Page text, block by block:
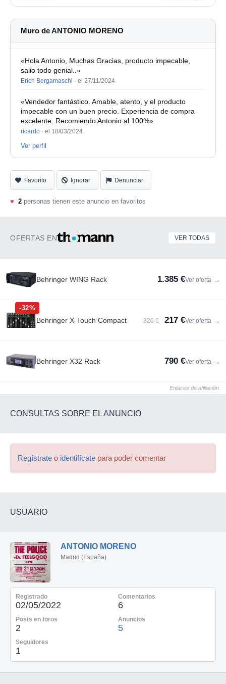
Muro de ANTONIO MORENO
«Hola Antonio, Muchas Gracias, producto impecable,
salio todo genial..»
Erich Bergamaschi · el 27/11/2024
«Vendedor fantástico. Amable, atento, y el producto
impecable con un buen precio. Experiencia de compra
excelente. Recomiendo Antonio al 100%»
ricardo · el 18/03/2024
Ver perfil
Favorito Ignorar Denunciar
♥ 2 personas tienen este anuncio en favoritos
OFERTAS EN VER TODAS
Behringer WING Rack 1.385 €Ver oferta →
-32%
Behringer X-Touch Compact 320 € 217 €Ver oferta →
Behringer X32 Rack 790 €Ver oferta →
Enlaces de afiliación
CONSULTAS SOBRE EL ANUNCIO
Regístrate o identifícate para poder comentar
USUARIO
ANTONIO MORENO
Madrid (España)
Registrado
02/05/2022
Comentarios
6
Posts en foros
2
Anuncios
5
Seguidores
1